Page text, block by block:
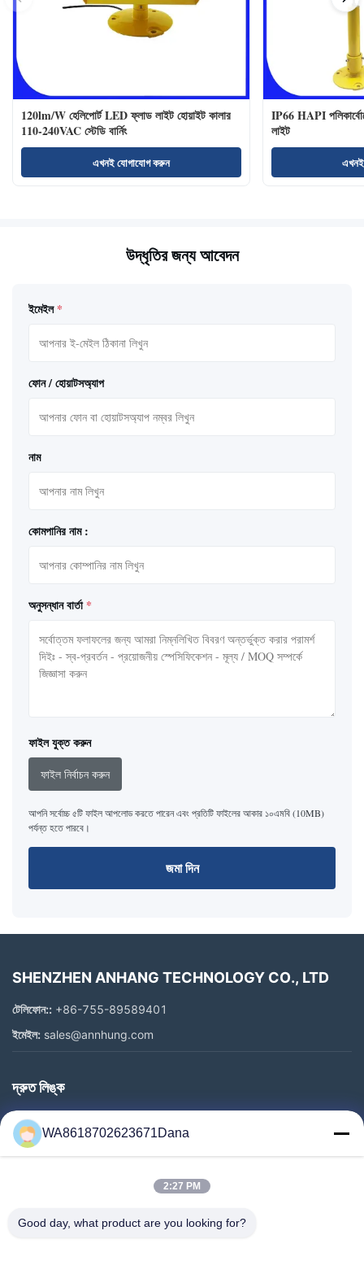
120lm/W হেলিপোর্ট LED ফ্লাড লাইট হোয়াইট কালার
110-240VAC স্টেডি বার্নিং
এখনই যোগাযোগ করুন
IP66 HAPI
লাইট
উদ্ধৃতির জন্য আবেদন
ইমেইল *
ফোন / হোয়াটসঅ্যাপ
নাম
কোমপানির নাম :
অনুসন্ধান বার্তা *
ফাইল যুক্ত করুন
ফাইল নির্বাচন করুন
আপনি সর্বোচ্চ ৫টি ফাইল আপলোড করতে পারেন এবং প্রতিটি ফাইলের আকার ১০এমবি (10MB)
পর্যন্ত হতে পারবে।
জমা দিন
SHENZHEN ANHANG TECHNOLOGY CO., LTD
টেলিফোন:: +86-755-89589401
ইমেইল: sales@annhung.com
দ্রুত লিঙ্ক
বাড়ি
পণ্য
কারখানা ভ্রমণ
WA8618702623671Dana
2:27 PM
Good day, what product are you looking for?